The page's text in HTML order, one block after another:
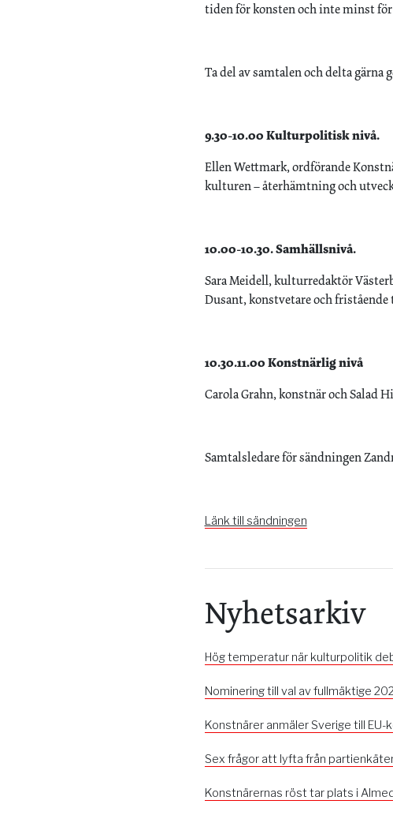
tiden för konsten och inte minst
Ta del av samtalen och delta
9.30-10.00 Kulturpolitisk nivå.
Ellen Wettmark, ordförande
kulturen – återhämtning och
10.00-10.30. Samhällsnivå.
Sara Meidell, kulturredaktör
Dusant, konstvetare och
10.30.11.00 Konstnärlig nivå
Carola Grahn, konstnär och Salad
Samtalsledare för sändningen
Länk till sändningen
Nyhetsarkiv
Hög temperatur när kulturpolitik
Nominering till val av fullmäktige
Konstnärer anmäler Sverige till EU-
Sex frågor att lyfta från
Konstnärernas röst tar plats i